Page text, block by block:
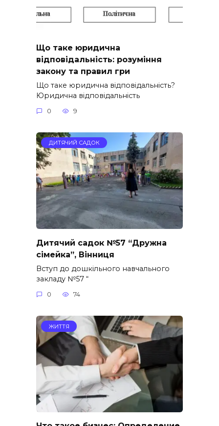
Що таке юридична
відповідальність: розуміння
закону та правил гри
Що таке юридична відповідальність?
Юридична відповідальність
0 9
ДИТЯЧИЙ САДОК
Дитячий садок №57 “Дружна
сімейка”, Вінниця
Вступ до дошкільного навчального
закладу №57 “
0 74
ЖИТТЯ